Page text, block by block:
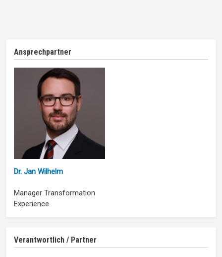
Ansprechpartner
Dr. Jan Wilhelm
Manager Transformation
Experience
Verantwortlich / Partner